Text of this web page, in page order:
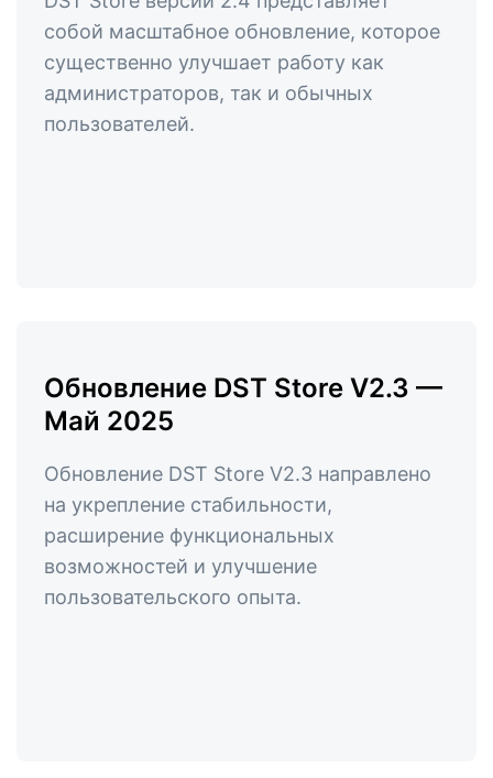
собой масштабное обновление, которое
существенно улучшает работу как
администраторов, так и обычных
пользователей.
Обновление DST Store V2.3 —
Май 2025
Обновление DST Store V2.3 направлено
на укрепление стабильности,
расширение функциональных
возможностей и улучшение
пользовательского опыта.